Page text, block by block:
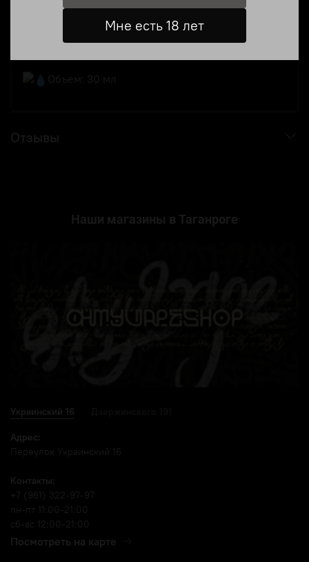
Состав: 50/50 VG/PG
Крепость: 20 salt/strong
Объем: 30 мл
Отзывы
Наши магазины в Таганроге
Украинский 16
Адрес:
Переулок Украинский 16
Контакты:
+7 (961) 322-97-97
пн-пт 11:00-21:00
сб-вс 12:00-21:00
Посмотреть на карте
Мне есть 18 лет